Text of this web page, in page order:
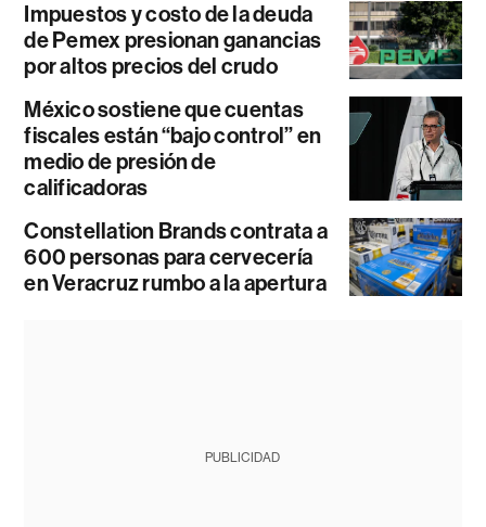
Impuestos y costo de la deuda
de Pemex presionan ganancias
por altos precios del crudo
México sostiene que cuentas
fiscales están “bajo control” en
medio de presión de
calificadoras
Constellation Brands contrata a
600 personas para cervecería
en Veracruz rumbo a la apertura
PUBLICIDAD